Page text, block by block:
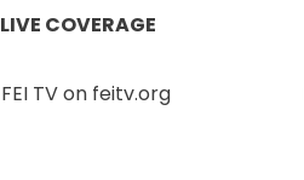
LIVE COVERAGE
FEI TV on feitv.org